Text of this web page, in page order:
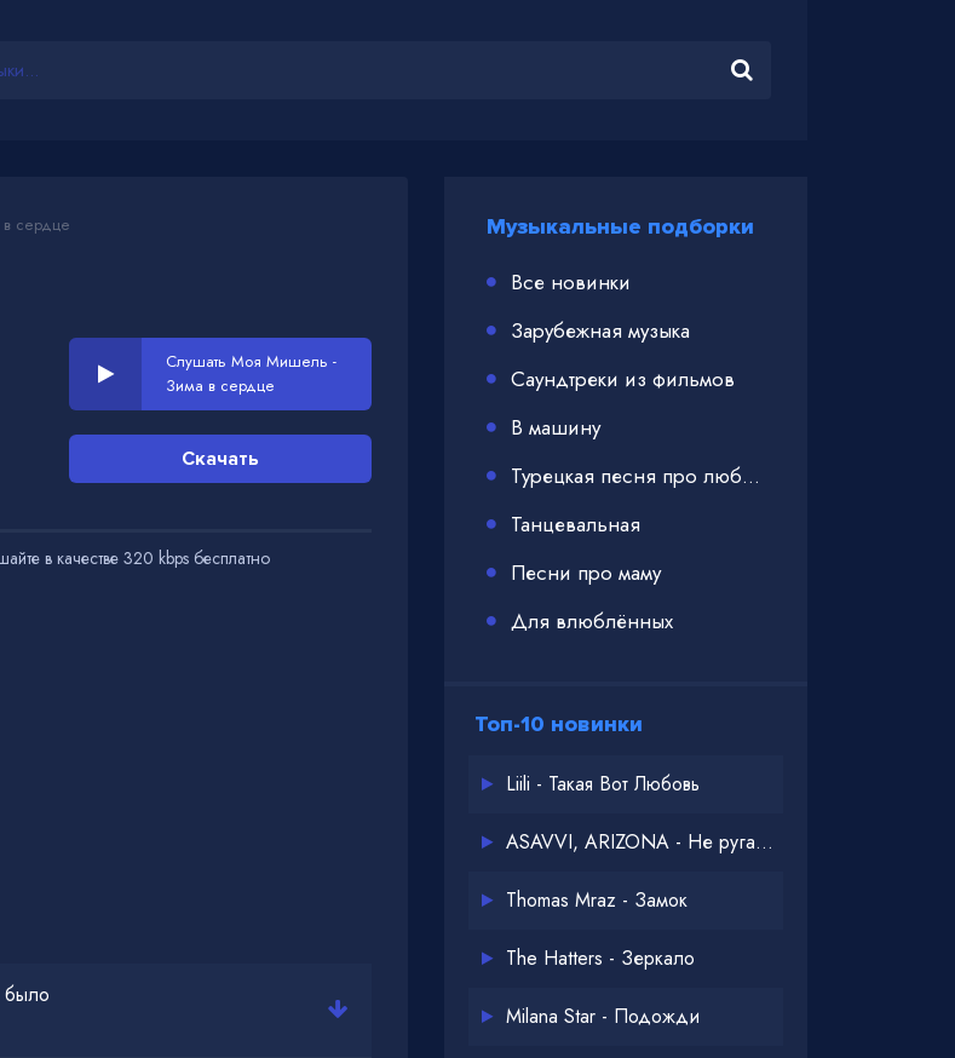
сердце
Слушать Моя Мишель -
Зима в сердце
Скачать
в качестве 320 kbps бесплатно
было
Музыкальные подборки
Все новинки
Зарубежная музыка
Саундтреки из фильмов
В машину
Турецкая песня про любовь
Танцевальная
Песни про маму
Для влюблённых
Топ-10 новинки
Liili - Такая Вот Любовь
ASAVVI, ARIZONA - Не ругайся
Thomas Mraz - Замок
The Hatters - Зеркало
Milana Star - Подожди